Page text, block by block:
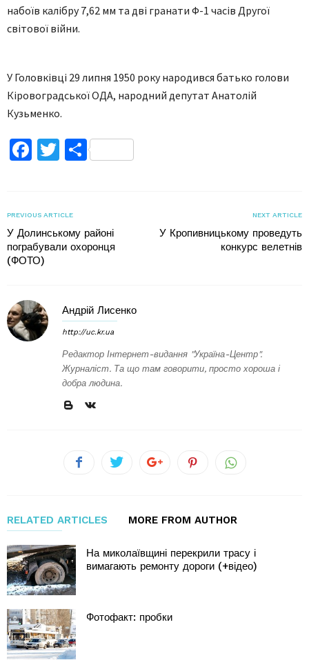
набоїв калібру 7,62 мм та дві гранати Ф-1 часів Другої
світової війни.
У Головківці 29 липня 1950 року народився батько голови
Кіровоградської ОДА, народний депутат Анатолій
Кузьменко.
Facebook
TwitterПоділитися
PREVIOUS ARTICLE
У Долинському районі
пограбували охоронця
(ФОТО)
NEXT ARTICLE
У Кропивницькому проведуть
конкурс велетнів
Андрій Лисенко
http://uc.kr.ua
Редактор Інтернет-видання "Україна-Центр".
Журналіст. Та що там говорити, просто хороша і
добра людина.
RELATED ARTICLES MORE FROM AUTHOR
На миколаївщині перекрили трасу і
вимагають ремонту дороги (+відео)
Фотофакт: пробки